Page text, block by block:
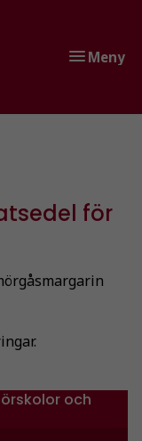
Meny
för
och